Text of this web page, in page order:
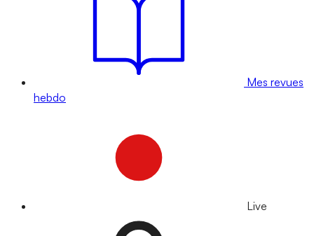
Mes revues
hebdo
Live